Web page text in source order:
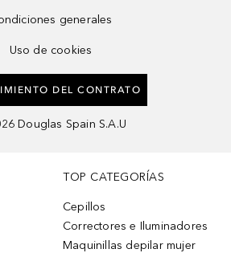
generales
Uso de cookies
DEL CONTRATO
Douglas Spain S.A.U
TOP CATEGORÍAS
Cepillos
Correctores e Iluminadores
Maquinillas depilar mujer